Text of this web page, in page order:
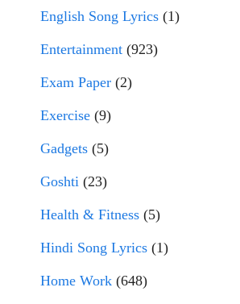
English Song Lyrics (1)
Entertainment (923)
Exam Paper (2)
Exercise (9)
Gadgets (5)
Goshti (23)
Health & Fitness (5)
Hindi Song Lyrics (1)
Home Work (648)